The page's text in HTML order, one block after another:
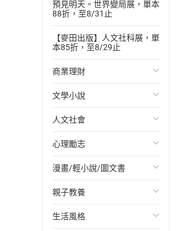
預見明天。世界變局展，單本
88折，至8/31止
【麥田出版】人文社科展，單
本85折，至8/29止
商業理財
投資理財
經濟/趨勢
財務/金融
管理/領導
職場工作術
成功法
文學小說
歐美文學
日本文學
韓國文學
華文文學
經典文學
人文社會
國際關係
政治
社會科學
台灣/中國歷史
心理勵志
心靈成長/情緒
人際關係
兩性關係
漫畫/輕小說/圖文書
輕小說
奇幻/科幻
親子教養
教育現場
生活風格